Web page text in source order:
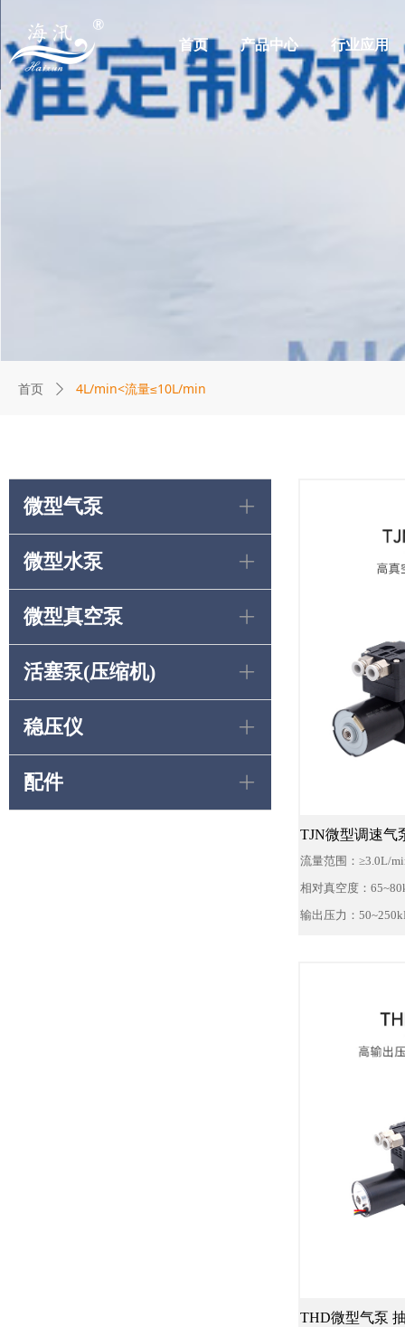
首页 产品中心 行业应用
TJN微型调速气
流量范围：≥3.0L/
相对真空度：
输出压力：
THD微型气泵
微型气泵 ꄶ
微型水泵 ꄶ
微型真空泵 ꄶ
活塞泵(压缩机) ꄶ
稳压仪 ꄶ
配件 ꄶ
首页 ꄲ 4L/min<流量≤10L/min